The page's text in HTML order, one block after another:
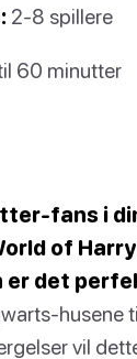
2-8 spillere
60 minutter
fans i
of
er det
husene
vil